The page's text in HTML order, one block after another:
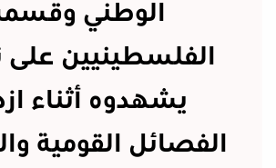
الوطني
الفلسطينيين على
يشهدوه أثناء
الفصائل القومية